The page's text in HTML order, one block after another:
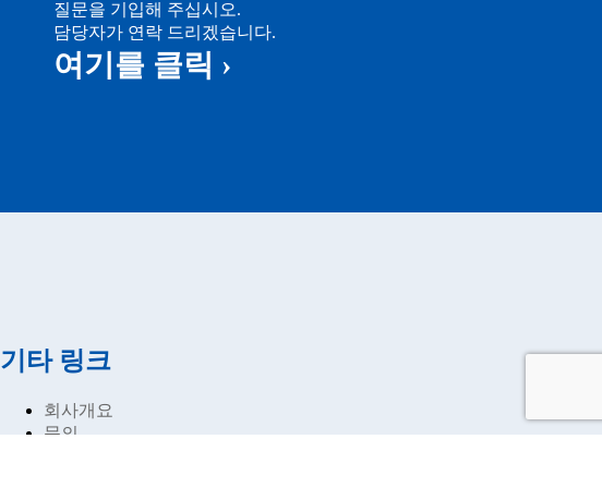
질문을 기입해 주십시오.
담당자가 연락 드리겠습니다.
여기를 클릭 ›
기타 링크
회사개요
문의